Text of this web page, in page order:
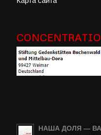
НАША ДОЛЯ —